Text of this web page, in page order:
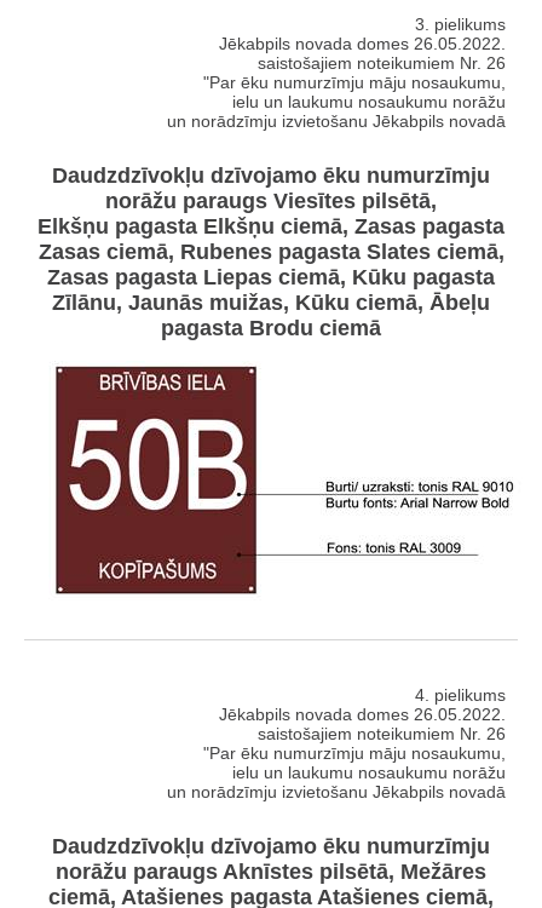
3. pielikums
Jēkabpils novada domes 26.05.2022.
saistošajiem noteikumiem Nr. 26
"Par ēku numurzīmju māju nosaukumu,
ielu un laukumu nosaukumu norāžu
un norādzīmju izvietošanu Jēkabpils novadā
Daudzdzīvokļu dzīvojamo ēku numurzīmju
norāžu paraugs Viesītes pilsētā,
Elkšņu pagasta Elkšņu ciemā, Zasas pagasta
Zasas ciemā, Rubenes pagasta Slates ciemā,
Zasas pagasta Liepas ciemā, Kūku pagasta
Zīlānu, Jaunās muižas, Kūku ciemā, Ābeļu
pagasta Brodu ciemā
4. pielikums
Jēkabpils novada domes 26.05.2022.
saistošajiem noteikumiem Nr. 26
"Par ēku numurzīmju māju nosaukumu,
ielu un laukumu nosaukumu norāžu
un norādzīmju izvietošanu Jēkabpils novadā
Daudzdzīvokļu dzīvojamo ēku numurzīmju
norāžu paraugs Aknīstes pilsētā, Mežāres
ciemā, Atašienes pagasta Atašienes ciemā,